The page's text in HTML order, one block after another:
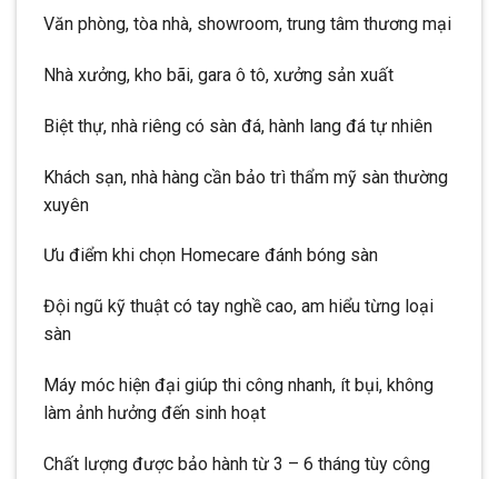
Văn phòng, tòa nhà, showroom, trung tâm thương mại
Nhà xưởng, kho bãi, gara ô tô, xưởng sản xuất
Biệt thự, nhà riêng có sàn đá, hành lang đá tự nhiên
Khách sạn, nhà hàng cần bảo trì thẩm mỹ sàn thường
xuyên
Ưu điểm khi chọn Homecare đánh bóng sàn
Đội ngũ kỹ thuật có tay nghề cao, am hiểu từng loại
sàn
Máy móc hiện đại giúp thi công nhanh, ít bụi, không
làm ảnh hưởng đến sinh hoạt
Chất lượng được bảo hành từ 3 – 6 tháng tùy công